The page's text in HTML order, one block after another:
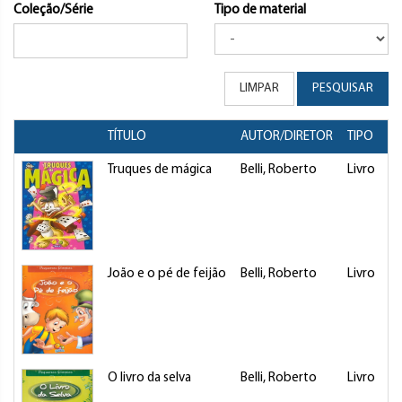
Coleção/Série Tipo de material
LIMPAR PESQUISAR
TÍTULO AUTOR/DIRETOR TIPO
Truques de mágica Belli, Roberto Livro
João e o pé de feijão Belli, Roberto Livro
O livro da selva Belli, Roberto Livro